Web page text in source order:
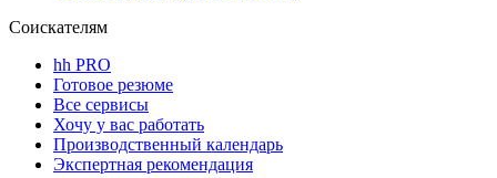
Соискателям
hh PRO
Готовое резюме
Все сервисы
Хочу у вас работать
Производственный календарь
Экспертная рекомендация